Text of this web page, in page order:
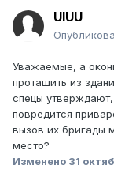
UIUU
Уважаемые, а
проташить из
спецы
повредится
вызов их бригады
место?
Изменено 31